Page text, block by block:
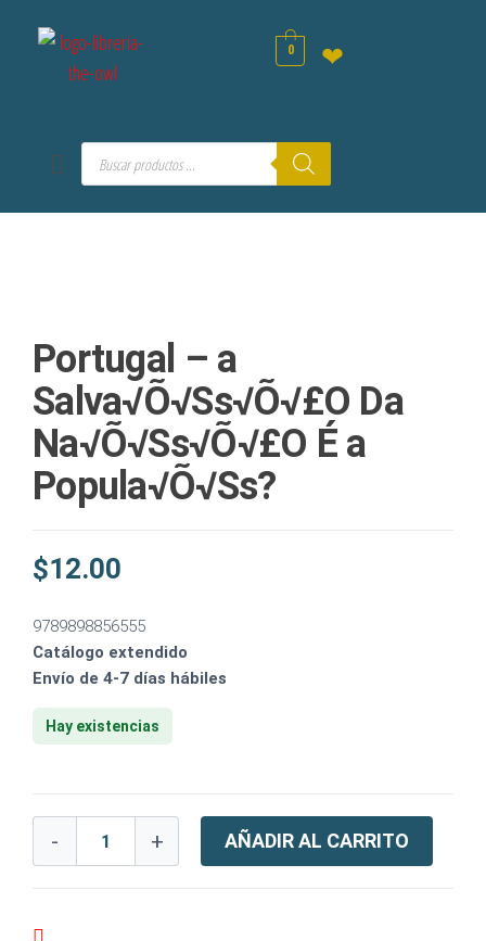
0 ❤
Portugal – a
Salva√Õ√Ss√Õ√£O Da
Na√Õ√Ss√Õ√£O É a
Popula√Õ√Ss?
$12.00
9789898856555
Catálogo extendido
Envío de 4-7 días hábiles
Hay existencias
- + AÑADIR AL CARRITO